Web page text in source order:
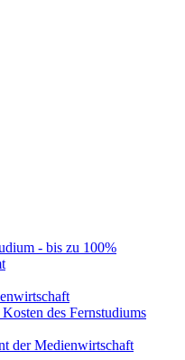
- bis zu 100%
des Fernstudiums
der Medienwirtschaft